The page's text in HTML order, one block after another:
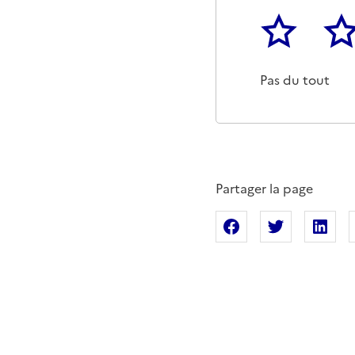
1
Pas du tout
2
Partager la page
Partager surPartager